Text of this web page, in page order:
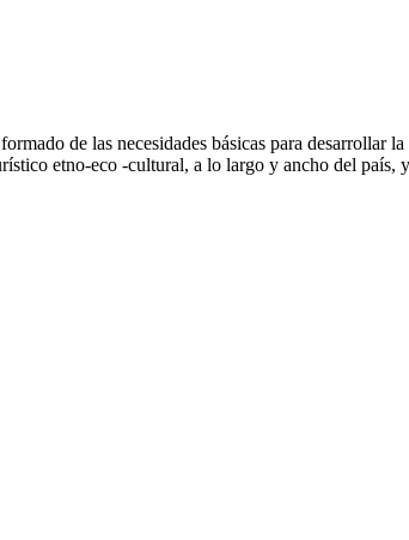
de las necesidades básicas para desarrollar
etno-eco -cultural, a lo largo y ancho del